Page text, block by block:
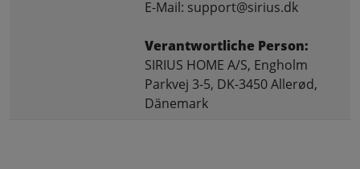
E-Mail: support@sirius.dk
Verantwortliche Person:
SIRIUS HOME A/S, Engholm
Parkvej 3-5, DK-3450 Allerød,
Dänemark